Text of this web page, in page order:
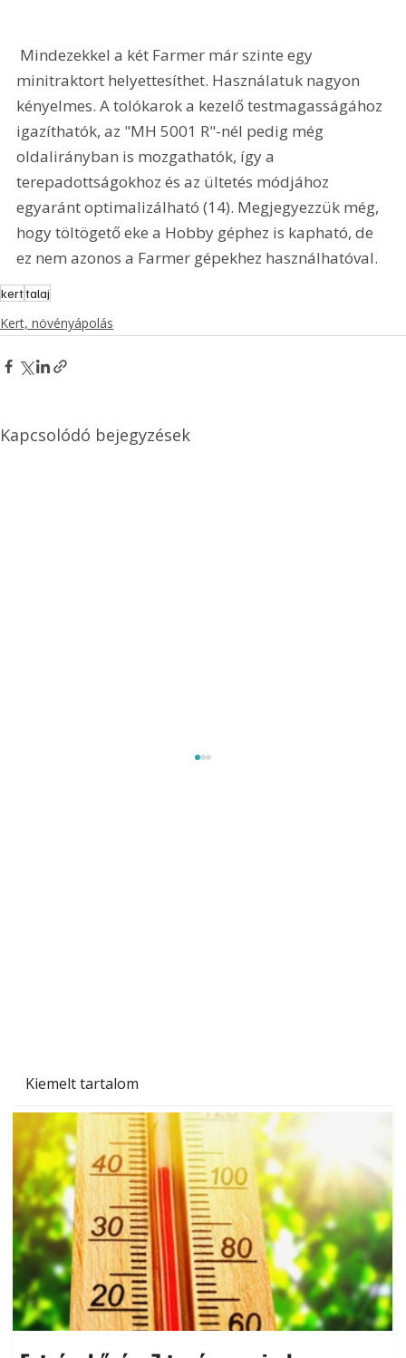
Kiemelt tartalom
minitraktort helyettesíthet. Használatuk nagyon
kényelmes. A tolókarok a kezelő testmagasságához
igazíthatók, az "MH 5001 R"-nél pedig még
oldalirányban is mozgathatók, így a
terepadottságokhoz és az ültetés módjához
egyaránt optimalizálható (14). Megjegyezzük még,
hogy töltögető eke a Hobby géphez is kapható, de
ez nem azonos a Farmer gépekhez használhatóval.
kerttalaj
Kert, növényápolás
Kapcsolódó bejegyzések